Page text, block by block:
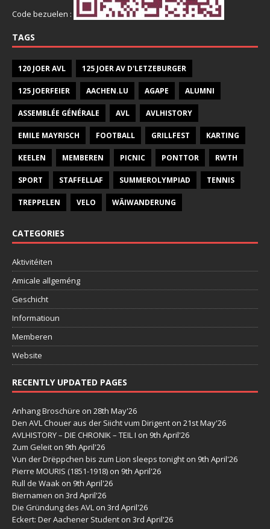
Code bezuelen :
TAGS
120 JOER AVL 125 JOER AV D'LETZEBURGER
125 JOERFEIER AACHEN.LU AGAPE ALUMNI
ASSEMBLÉE GÉNÉRALE AVL AVLHISTORY
EMILE MAYRISCH FOOTBALL GRILLFEST KARTING
KEELEN MEMBEREN PICNIC PONTTOR RWTH
SPORT STAFFELLAF SUMMEROLYMPIAD TENNIS
TREPPELEN VELO WÄIWANDERUNG
CATEGORIES
Aktivitéiten
Amicale allgeméng
Geschicht
Informatioun
Memberen
Website
RECENTLY UPDATED PAGES
Anhang Broschüre on 28th May'26
Den AVL Chouer aus der Siicht vum Dirigent on 21st May'26
AVLHISTORY – DIE CHRONIK – TEIL I on 9th April'26
Zum Geleit on 9th April'26
Vun der Drëppchen bis zum Lion sleeps tonight on 9th April'26
Pierre MOURIS (1851-1918) on 9th April'26
Rull de Waak on 9th April'26
Biernamen on 3rd April'26
Die Gründung des AVL on 3rd April'26
Eckert: Der Aachener Student on 3rd April'26